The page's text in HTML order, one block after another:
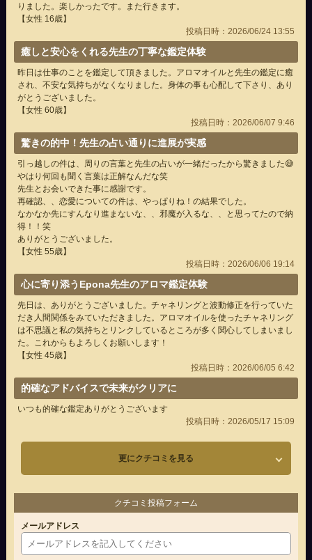
りました。楽しかったです。また行きます。
【女性 16歳】
投稿日時：2026/06/24 13:55
癒しと安心をくれる先生の丁寧な鑑定体験
昨日は仕事のことを鑑定して頂きました。アロマオイルと先生の鑑定に癒
され、不安な気持ちがなくなりました。身体の事も心配して下さり、あり
がとうございました。
【女性 60歳】
投稿日時：2026/06/07 9:46
驚きの的中！先生の占い通りに進展が実感
引っ越しの件は、周りの言葉と先生の占いが一緒だったから驚きました😅
やはり何回も聞く言葉は正解なんだな笑
先生とお会いできた事に感謝です。
再確認、、恋愛についての件は、やっぱりね！の結果でした。
なかなか先にすんなり進まないな、、邪魔が入るな、、と思ってたので納
得！！笑
ありがとうございました。
【女性 55歳】
投稿日時：2026/06/06 19:14
心に寄り添うEpona先生のアロマ鑑定体験
先日は、ありがとうございました。チャネリングと波動修正を行っていた
だき人間関係をみていただきました。アロマオイルを使ったチャネリング
は不思議と私の気持ちとリンクしているところが多く関心してしまいまし
た。これからもよろしくお願いします！
【女性 45歳】
投稿日時：2026/06/05 6:42
的確なアドバイスで未来がクリアに
いつも的確な鑑定ありがとうございます
投稿日時：2026/05/17 15:09
更にクチコミを見る
クチコミ投稿フォーム
メールアドレス